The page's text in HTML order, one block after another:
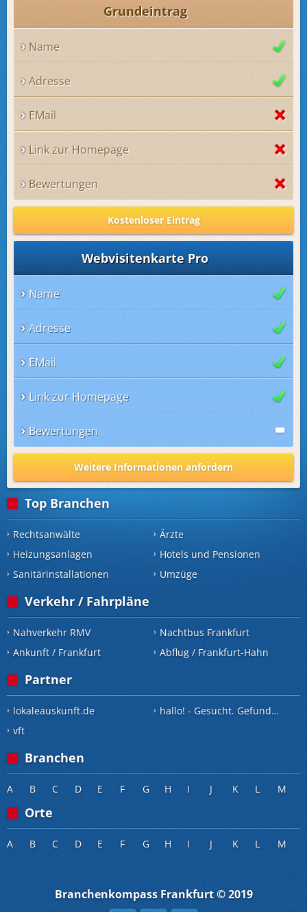
Grundeintrag
Name
Adresse
EMail
Link zur Homepage
Bewertungen
Kostenloser Eintrag
Webvisitenkarte Pro
Name
Adresse
EMail
Link zur Homepage
Bewertungen
Weitere Informationen anfordern
Top Branchen
Rechtsanwälte Ärzte
Heizungsanlagen
Hotels und Pensionen
Sanitärinstallationen
Umzüge
Verkehr / Fahrpläne
Nahverkehr RMV Nachtbus Frankfurt
Ankunft / Frankfurt
Abflug / Frankfurt-Hahn
Partner
lokaleauskunft.de hallo! - Gesucht. Gefunden.
vft
Branchen
A B C D E F G H I J K L M
Orte
A B C D E F G H I J K L M
Branchenkompass Frankfurt © 2019